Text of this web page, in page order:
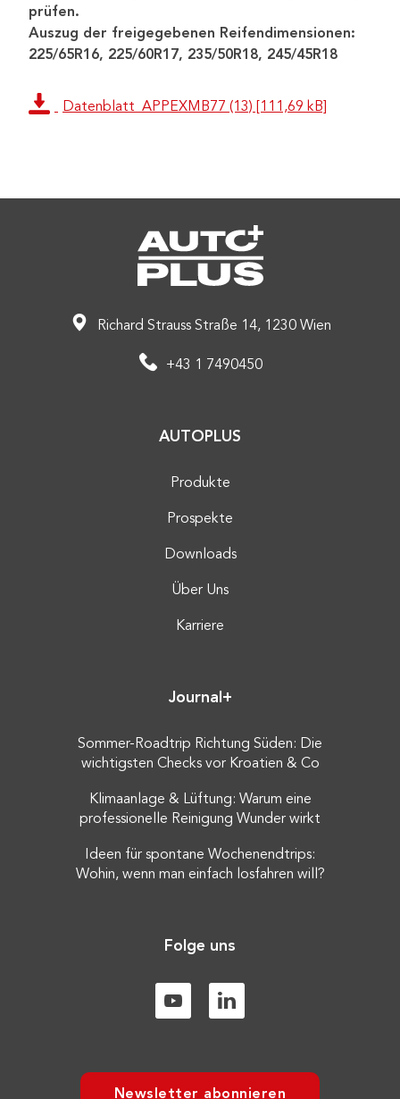
prüfen.
Auszug der freigegebenen Reifendimensionen:
225/65R16, 225/60R17, 235/50R18, 245/45R18
Datenblatt_APPEXMB77 (13) [111,69 kB]
Richard Strauss Straße 14, 1230 Wien
+43 1 7490450
AUTOPLUS
Produkte
Prospekte
Downloads
Über Uns
Karriere
Journal+
Sommer-Roadtrip Richtung Süden: Die
wichtigsten Checks vor Kroatien & Co
Klimaanlage & Lüftung: Warum eine
professionelle Reinigung Wunder wirkt
Ideen für spontane Wochenendtrips:
Wohin, wenn man einfach losfahren will?
Folge uns
Newsletter abonnieren